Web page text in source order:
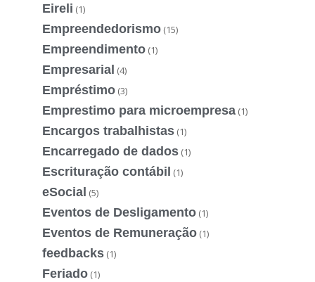
Eireli (1)
Empreendedorismo (15)
Empreendimento (1)
Empresarial (4)
Empréstimo (3)
Emprestimo para microempresa (1)
Encargos trabalhistas (1)
Encarregado de dados (1)
Escrituração contábil (1)
eSocial (5)
Eventos de Desligamento (1)
Eventos de Remuneração (1)
feedbacks (1)
Feriado (1)